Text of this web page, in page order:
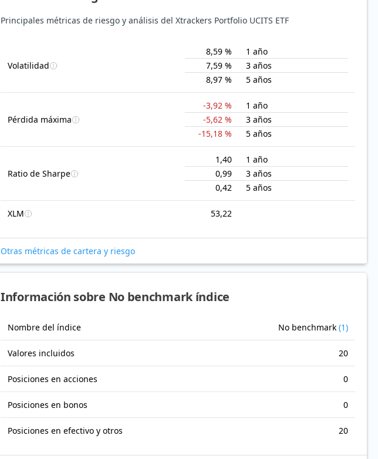
Principales métricas de riesgo y análisis del Xtrackers Portfolio UCITS ETF
Volatilidad
8,59 %
1 año
7,59 %
3 años
8,97 %
5 años
Pérdida máxima
-3,92 %
1 año
-5,62 %
3 años
-15,18 %
5 años
Ratio de Sharpe
1,40
1 año
0,99
3 años
0,42
5 años
XLM 53,22
Otras métricas de cartera y riesgo
Información sobre No benchmark índice
Nombre del índice No benchmark (1)
Valores incluidos 20
Posiciones en acciones 0
Posiciones en bonos 0
Posiciones en efectivo y otros 20